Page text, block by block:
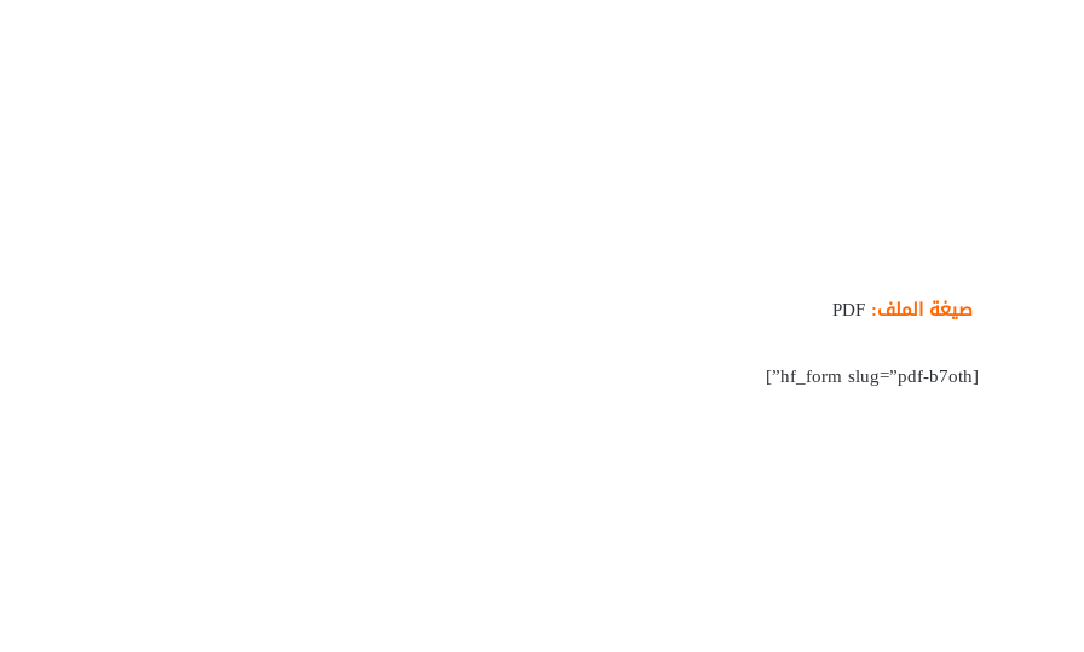
صيغة الملف:
[hf_form slug=”pdf-b7oth”]